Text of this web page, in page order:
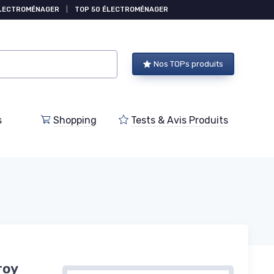
TOP 50 ÉLECTROMÉNAGER
Nos TOPs produits
Shopping Tests & Avis Produits